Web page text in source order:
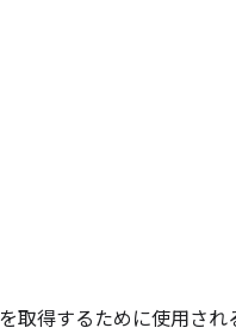
取得するために使用され